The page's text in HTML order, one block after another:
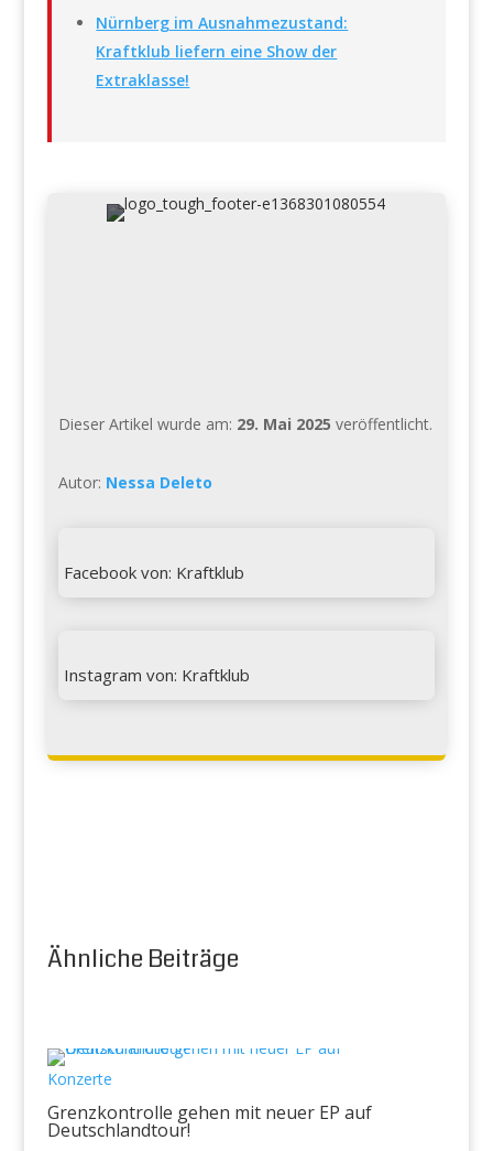
Nürnberg im Ausnahmezustand:
Kraftklub liefern eine Show der
Extraklasse!
Dieser Artikel wurde am: 29. Mai 2025 veröffentlicht.
Autor: Nessa Deleto
Facebook von: Kraftklub
Instagram von: Kraftklub
Ähnliche Beiträge
Konzerte
Grenzkontrolle gehen mit neuer EP auf
Deutschlandtour!